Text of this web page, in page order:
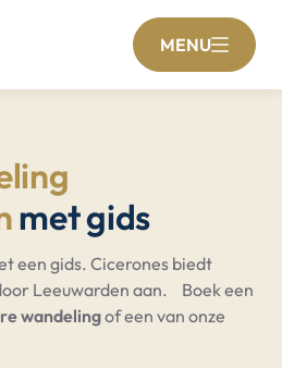
MENU
met gids
een gids. Cicerones biedt
Leeuwarden aan. Boek een
wandelingof een van onze